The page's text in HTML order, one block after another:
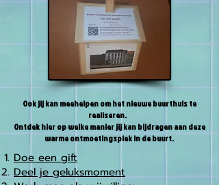
Ook jij kan meehelpen om het nieuwe buurthuis te
realiseren.
Ontdek hier op welke manier jij kan bijdragen aan deze
warme ontmoetingsplek in de buurt.
Doe een gift
Deel je geluksmoment